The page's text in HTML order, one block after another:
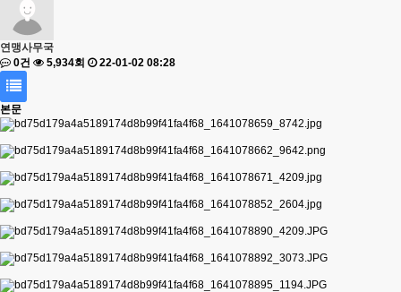
연맹사무국
0건
5,934회 22-01-02 08:28
본문